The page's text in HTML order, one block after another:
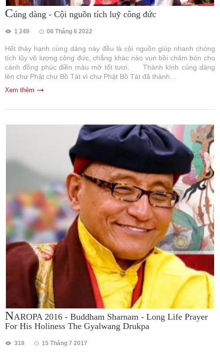
Cúng dàng - Cội nguồn tích luỹ công đức
1 249 06 Tháng 6 2022
Hết thảy hạnh cúng dàng này đều là cội nguồn giúp nhanh chóng
tích lũy vô lượng công đức, chẳng khác nào vun bồi chăm bón cho
cánh đồng phúc điền màu mỡ tốt tươi. Thành kính cúng dàng
lên chư Phật chư Bồ Tát vì chư Phật Bồ Tát đã thành...
Xem thêm
NAROPA 2016 - Buddham Sharnam - Long Life Prayer
For His Holiness The Gyalwang Drukpa
318 15 Tháng 7 2017